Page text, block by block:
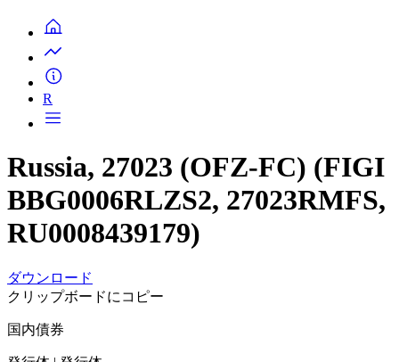
R
Russia, 27023 (OFZ-FC) (FIGI
BBG0006RLZS2, 27023RMFS,
RU0008439179)
ダウンロード
クリップボードにコピー
国内債券